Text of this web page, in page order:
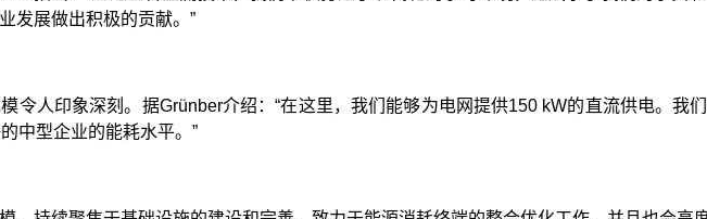
发展做出积极的贡献。”
令人印象深刻。据Grünber介绍：“在这里，我们能够为电网提供150 kW的直流供电。我
中型企业的能耗水平。”